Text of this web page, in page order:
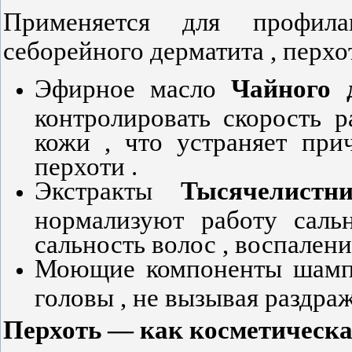
Применяется для
себорейного дерматита ,
Эфирное маслоЧайного
контролировать скорость
кожи , что устраняет
перхоти .
Экстракты
нормализуют работу
сальность волос ,
Моющие компоненты
головы , не вызывая
Перхоть—как